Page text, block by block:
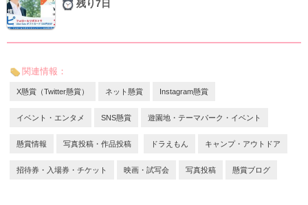
残り7日
関連情報：
X懸賞（Twitter懸賞） ネット懸賞 Instagram懸賞
イベント・エンタメ SNS懸賞 遊園地・テーマパーク・イベント
懸賞情報 写真投稿・作品投稿 ドラえもん キャンプ・アウトドア
招待券・入場券・チケット 映画・試写会 写真投稿 懸賞ブログ